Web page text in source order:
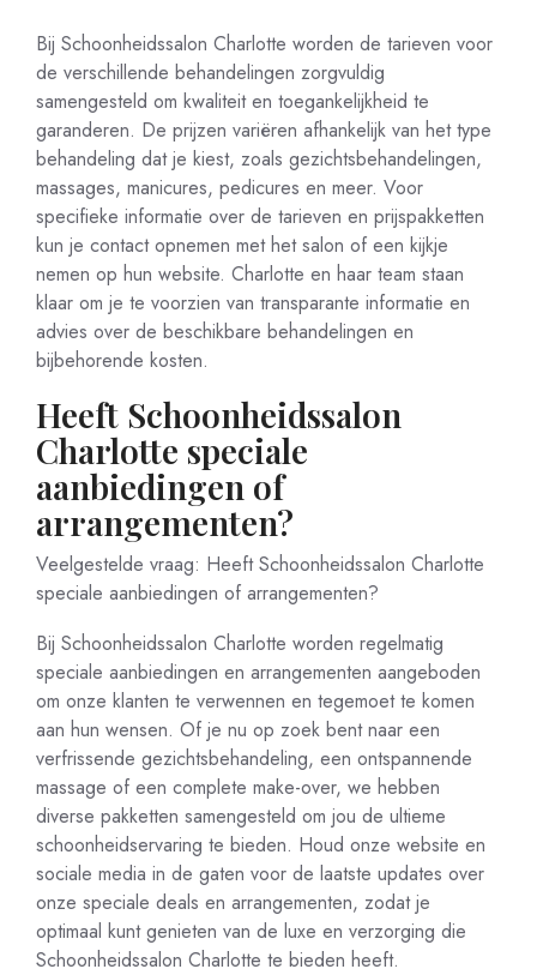
Bij Schoonheidssalon Charlotte worden de tarieven voor
de verschillende behandelingen zorgvuldig
samengesteld om kwaliteit en toegankelijkheid te
garanderen. De prijzen variëren afhankelijk van het type
behandeling dat je kiest, zoals gezichtsbehandelingen,
massages, manicures, pedicures en meer. Voor
specifieke informatie over de tarieven en prijspakketten
kun je contact opnemen met het salon of een kijkje
nemen op hun website. Charlotte en haar team staan
klaar om je te voorzien van transparante informatie en
advies over de beschikbare behandelingen en
bijbehorende kosten.
Heeft Schoonheidssalon
Charlotte speciale
aanbiedingen of
arrangementen?
Veelgestelde vraag: Heeft Schoonheidssalon Charlotte
speciale aanbiedingen of arrangementen?
Bij Schoonheidssalon Charlotte worden regelmatig
speciale aanbiedingen en arrangementen aangeboden
om onze klanten te verwennen en tegemoet te komen
aan hun wensen. Of je nu op zoek bent naar een
verfrissende gezichtsbehandeling, een ontspannende
massage of een complete make-over, we hebben
diverse pakketten samengesteld om jou de ultieme
schoonheidservaring te bieden. Houd onze website en
sociale media in de gaten voor de laatste updates over
onze speciale deals en arrangementen, zodat je
optimaal kunt genieten van de luxe en verzorging die
Schoonheidssalon Charlotte te bieden heeft.